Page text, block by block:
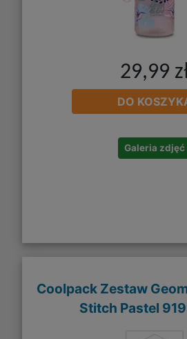
29,99
DO
Galeria zdjęć
Coolpack Zestaw
Stitch Pastel